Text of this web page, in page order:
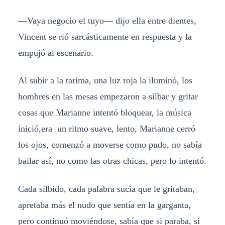
—Vaya negocio el tuyo— dijo ella entre dientes,
Vincent se rió sarcásticamente en respuesta y la
empujó al escenario.
Al subir a la tarima, una luz roja la iluminó, los
hombres en las mesas empezaron a silbar y gritar
cosas que Marianne intentó bloquear, la música
inició,era un ritmo suave, lento, Marianne cerró
los ojos, comenzó a moverse como pudo, no sabía
bailar así, no como las otras chicas, pero lo intentó.
Cada silbido, cada palabra sucia que le gritaban,
apretaba más el nudo que sentía en la garganta,
pero continuó moviéndose, sabía que si paraba, si